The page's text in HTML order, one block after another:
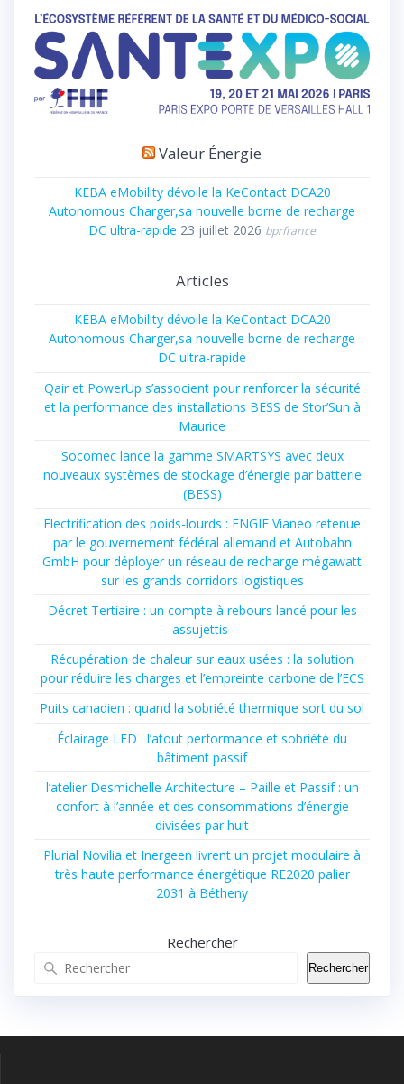
Valeur Énergie
KEBA eMobility dévoile la KeContact DCA20
Autonomous Charger,sa nouvelle borne de recharge
DC ultra-rapide 23 juillet 2026 bprfrance
Articles
KEBA eMobility dévoile la KeContact DCA20
Autonomous Charger,sa nouvelle borne de recharge
DC ultra-rapide
Qair et PowerUp s’associent pour renforcer la sécurité
et la performance des installations BESS de Stor’Sun à
Maurice
Socomec lance la gamme SMARTSYS avec deux
nouveaux systèmes de stockage d’énergie par batterie
(BESS)
Electrification des poids-lourds : ENGIE Vianeo retenue
par le gouvernement fédéral allemand et Autobahn
GmbH pour déployer un réseau de recharge mégawatt
sur les grands corridors logistiques
Décret Tertiaire : un compte à rebours lancé pour les
assujettis
Récupération de chaleur sur eaux usées : la solution
pour réduire les charges et l’empreinte carbone de l’ECS
Puits canadien : quand la sobriété thermique sort du sol
Éclairage LED : l’atout performance et sobriété du
bâtiment passif
l’atelier Desmichelle Architecture – Paille et Passif : un
confort à l’année et des consommations d’énergie
divisées par huit
Plurial Novilia et Inergeen livrent un projet modulaire à
très haute performance énergétique RE2020 palier
2031 à Bétheny
Rechercher
Rechercher